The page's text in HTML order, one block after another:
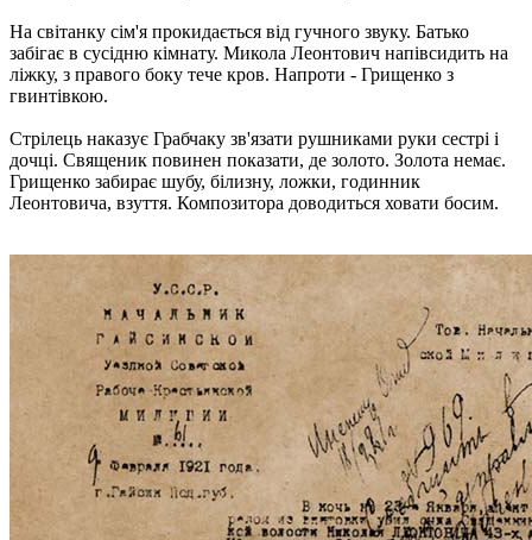
На світанку сім'я прокидається від гучного звуку. Батько
забігає в сусідню кімнату. Микола Леонтович напівсидить на
ліжку, з правого боку тече кров. Напроти - Грищенко з
гвинтівкою.
Стрілець наказує Грабчаку зв'язати рушниками руки сестрі і
дочці. Священик повинен показати, де золото. Золота немає.
Грищенко забирає шубу, білизну, ложки, годинник
Леонтовича, взуття. Композитора доводиться ховати босим.